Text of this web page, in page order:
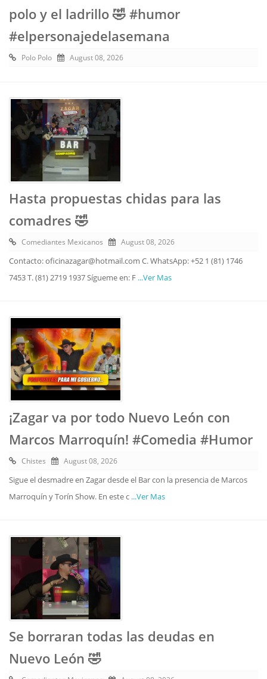
polo y el ladrillo 🤣 #humor
#elpersonajedelasemana
Polo Polo August 08, 2026
Hasta propuestas chidas para las
comadres 🤣
Comediantes Mexicanos August 08, 2026
Contacto: oficinazagar@hotmail.com C. WhatsApp: +52 1 (81) 1746
7453 T. (81) 2719 1937 Sígueme en: F ...Ver Mas
¡Zagar va por todo Nuevo León con
Marcos Marroquín! #Comedia #Humor
Chistes August 08, 2026
Sigue el desmadre en Zagar desde el Bar con la presencia de Marcos
Marroquín y Torín Show. En este c ...Ver Mas
Se borraran todas las deudas en
Nuevo León 🤣